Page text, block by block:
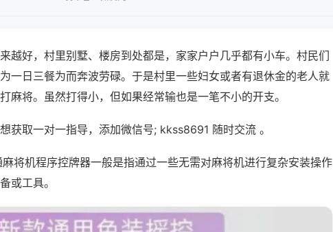
越好，村里别墅、楼房到处都是，家家户户几乎都有小车。村民们
一日三餐为而奔波劳碌。于是村里一些妇女或者有退休金的老人就
麻将。虽然打得小，但如果经常输也是一笔不小的开支。
获取一对一指导，添加微信号; kkss8691 随时交流 。
将机程序控牌器一般是指通过一些无需对麻将机进行复杂安装操作
或工具。